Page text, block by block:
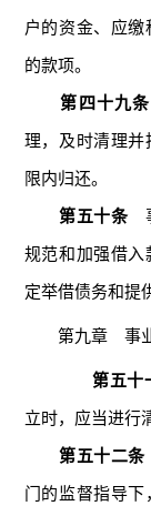
户的资金、应
的款项。
第四十九条
理，及时清理并
限内归还。
第五十条事
规范和加强借入
定举借债务和提
第九章 事
第五十
立时，应当进行
第五十二条
门的监督指导